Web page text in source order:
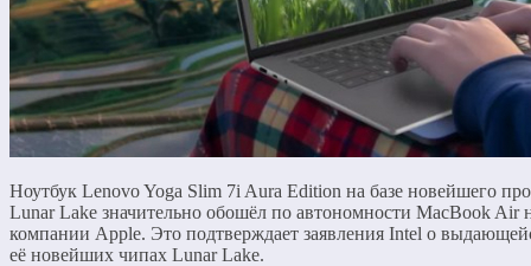
Ноутбук Lenovo Yoga Slim 7i Aura Edition на базе новейшего
Lunar Lake значительно обошёл по автономности MacBook Air
компании Apple. Это подтверждает заявления Intel о
её новейших чипах Lunar Lake.